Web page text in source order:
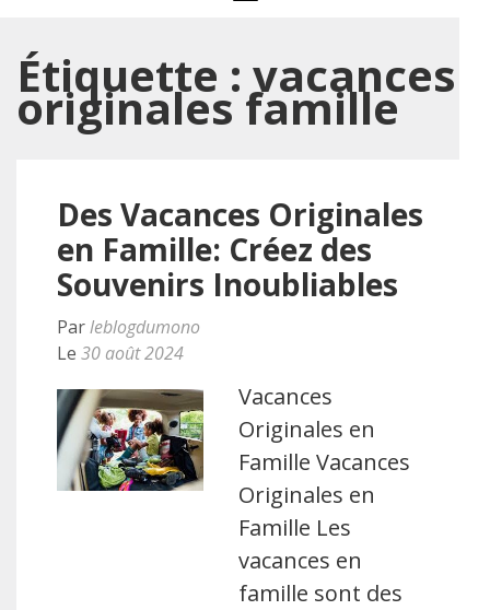
Étiquette : vacances
originales famille
Des Vacances Originales
en Famille: Créez des
Souvenirs Inoubliables
Parleblogdumono
Le 30 août 2024
Vacances
Originales en
Famille Vacances
Originales en
Famille Les
vacances en
famille sont des